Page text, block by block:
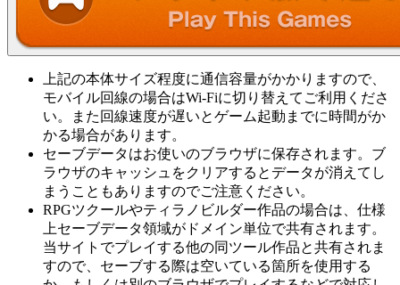
上記の本体サイズ程度に通信容量がかかりますので、
モバイル回線の場合はWi-Fiに切り替えてご利用くださ
い。また回線速度が遅いとゲーム起動までに時間がか
かる場合があります。
セーブデータはお使いのブラウザに保存されます。ブ
ラウザのキャッシュをクリアするとデータが消えてし
まうこともありますのでご注意ください。
RPGツクールやティラノビルダー作品の場合は、仕様
上セーブデータ領域がドメイン単位で共有されます。
当サイトでプレイする他の同ツール作品と共有されま
すので、セーブする際は空いている箇所を使用する